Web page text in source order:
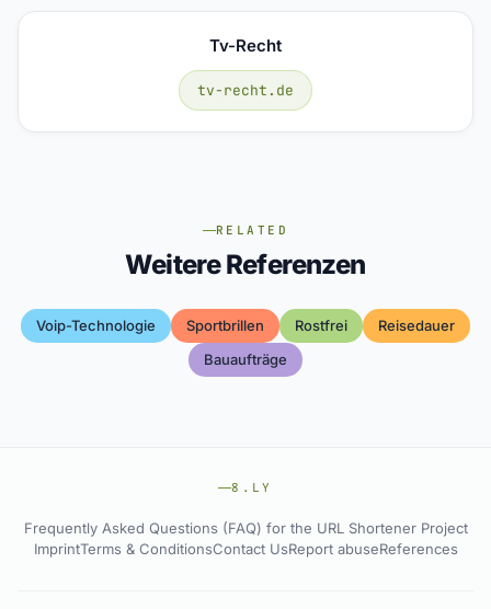
Tv-Recht
tv-recht.de
RELATED
Weitere Referenzen
Voip-Technologie Sportbrillen Rostfrei
Reisedauer
Bauaufträge
8.LY
Frequently Asked Questions (FAQ) for the URL Shortener Project
ImprintTerms & ConditionsContact UsReport abuseReferences